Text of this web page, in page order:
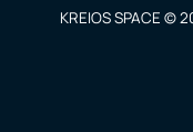
KREIOS SPACE ©